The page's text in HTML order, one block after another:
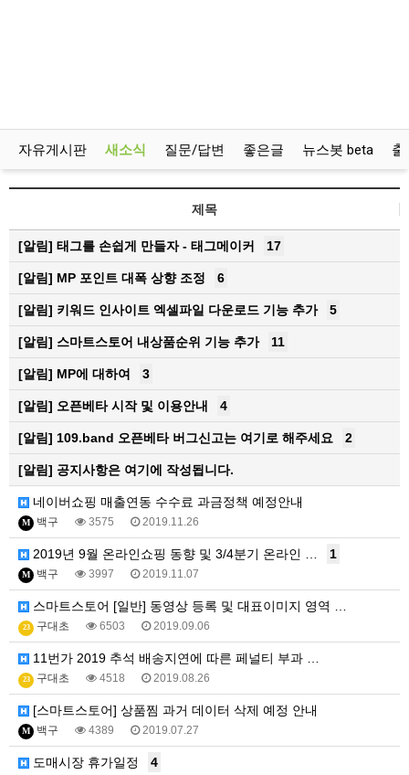
자유게시판 새소식 질문/답변 좋은글 뉴스봇 beta 출
제목
[알림] 태그를 손쉽게 만들자 - 태그메이커 17
[알림] MP 포인트 대폭 상향 조정 6
[알림] 키워드 인사이트 엑셀파일 다운로드 기능 추가 5
[알림] 스마트스토어 내상품순위 기능 추가 11
[알림] MP에 대하여 3
[알림] 오픈베타 시작 및 이용안내 4
[알림] 109.band 오픈베타 버그신고는 여기로 해주세요 2
[알림] 공지사항은 여기에 작성됩니다.
네이버쇼핑 매출연동 수수료 과금정책 예정안내
M 백구 3575 2019.11.26
2019년 9월 온라인쇼핑 동향 및 3/4분기 온라인 … 1
M 백구 3997 2019.11.07
스마트스토어 [일반] 동영상 등록 및 대표이미지 영역 …
23 구대초 6503 2019.09.06
11번가 2019 추석 배송지연에 따른 페널티 부과 …
23 구대초 4518 2019.08.26
[스마트스토어] 상품찜 과거 데이터 삭제 예정 안내
M 백구 4389 2019.07.27
도매시장 휴가일정 4